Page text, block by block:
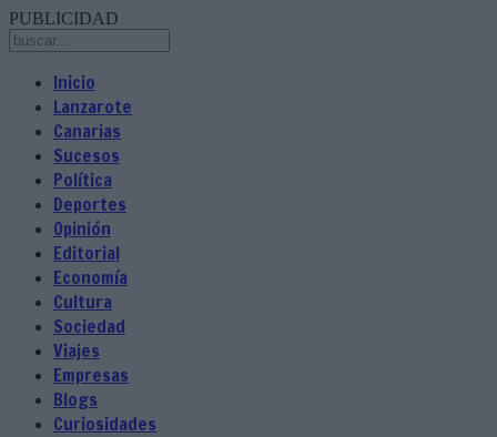
PUBLICIDAD
Inicio
Lanzarote
Canarias
Sucesos
Política
Deportes
Opinión
Editorial
Economía
Cultura
Sociedad
Viajes
Empresas
Blogs
Curiosidades